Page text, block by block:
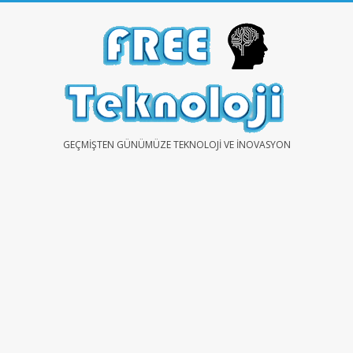
FREEGEÇMIŞTEN GÜNÜMÜZE TEKNOLOJI VE İNOVASYON